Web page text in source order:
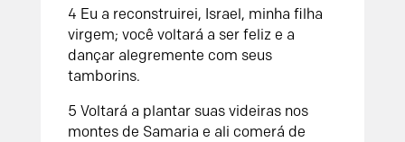
4 Eu a reconstruirei, Israel, minha filha
virgem; você voltará a ser feliz e a
dançar alegremente com seus
tamborins.
5 Voltará a plantar suas videiras nos
montes de Samaria e ali comerá de